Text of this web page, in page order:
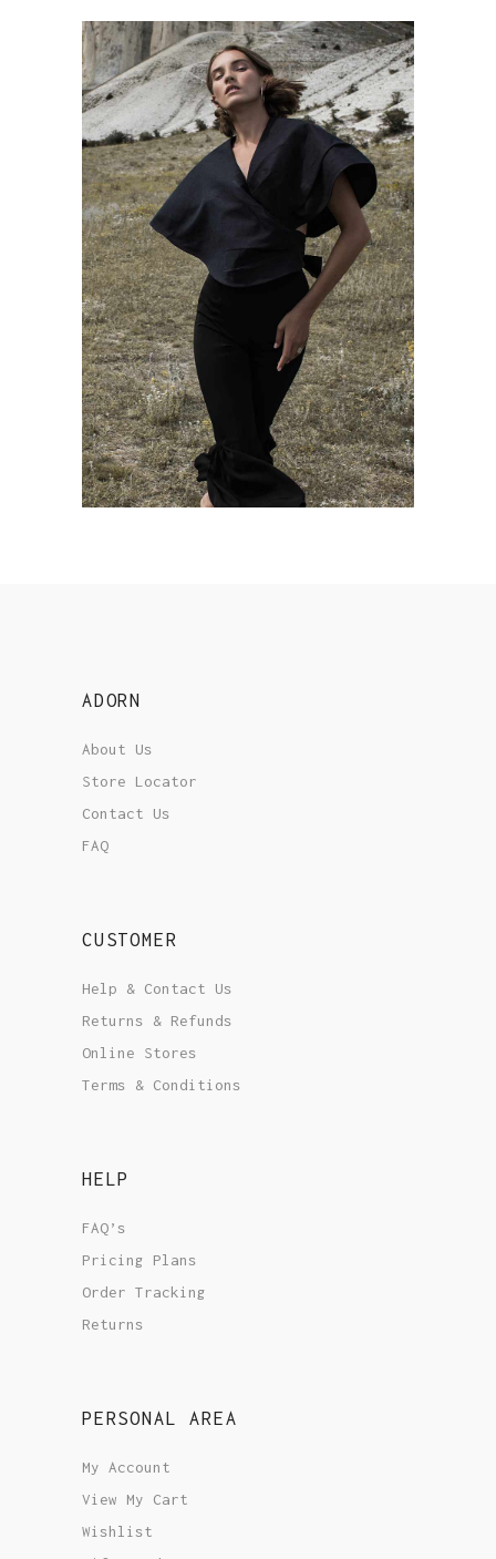
ADORN
About Us
Store Locator
Contact Us
FAQ
CUSTOMER
Help & Contact Us
Returns & Refunds
Online Stores
Terms & Conditions
HELP
FAQ’s
Pricing Plans
Order Tracking
Returns
PERSONAL AREA
My Account
View My Cart
Wishlist